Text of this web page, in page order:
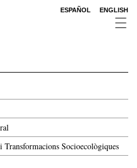
ESPAÑOL ENGLISH
Socioecològiques